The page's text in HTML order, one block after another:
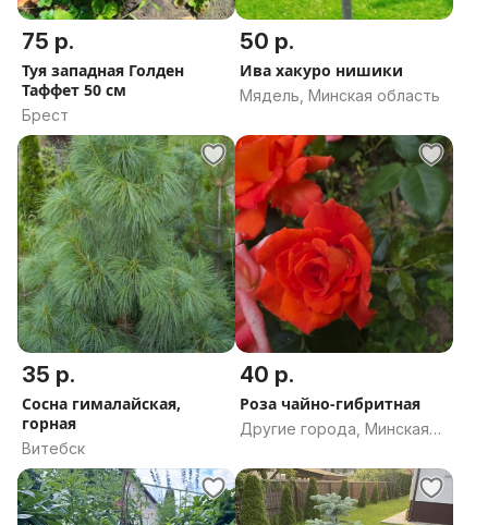
75 р.
Туя западная Голден
Таффет 50 см
Брест
50 р.
Ива хакуро нишики
Мядель, Минская область
35 р.
Сосна гималайская,
горная
Витебск
40 р.
Роза чайно-гибритная
Другие города, Минская